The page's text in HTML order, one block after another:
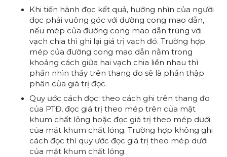
Khi tiến hành đọc kết quả, hướng nhìn của người
đọc phải vuông góc với đường cong mao dẫn,
nếu mép của đường cong mao dẫn trùng với
vạch chia thì ghi lại giá trị vạch đó. Trường hợp
mép của đường cong mao dẫn nằm trong
khoảng cách giữa hai vạch chia liền nhau thì
phần nhìn thấy trên thang đo sẽ là phần thập
phân của giá trị đọc.
Quy ước cách đọc: theo cách ghi trên thang đo
của PTĐ, đọc giá trị theo mép trên của mặt
khum chất lỏng hoặc đọc giá trị theo mép dưới
của mặt khum chất lỏng. Trường hợp không ghi
cách đọc thì quy ước đọc giá trị theo mép dưới
của mặt khum chất lỏng.